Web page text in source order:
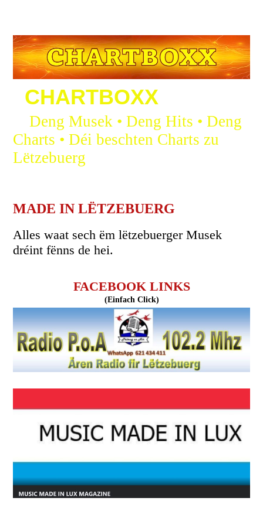
CHARTBOXX
Deng Musek • Deng Hits • Deng
Charts • Déi beschten Charts zu
Lëtzebuerg
MADE IN LËTZEBUERG
Alles waat sech ëm lëtzebuerger Musek
dréint fënns de hei.
FACEBOOK LINKS
(Einfach Click)